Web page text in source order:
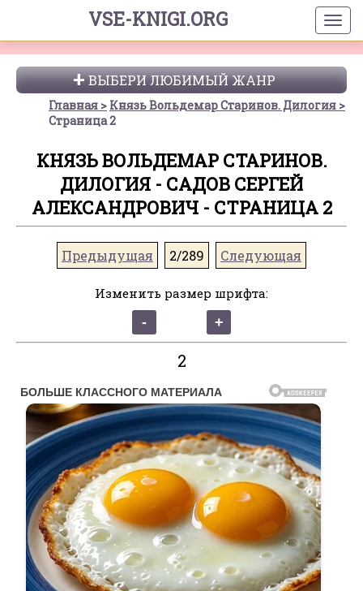
VSE-KNIGI.ORG
ВЫБЕРИ ЛЮБИМЫЙ ЖАНР
Главная
Князь Вольдемар Старинов. Дилогия
Страница 2
КНЯЗЬ ВОЛЬДЕМАР СТАРИНОВ.
ДИЛОГИЯ - САДОВ СЕРГЕЙ
АЛЕКСАНДРОВИЧ - СТРАНИЦА 2
Предыдущая 2/289 Следующая
Изменить размер шрифта:
2